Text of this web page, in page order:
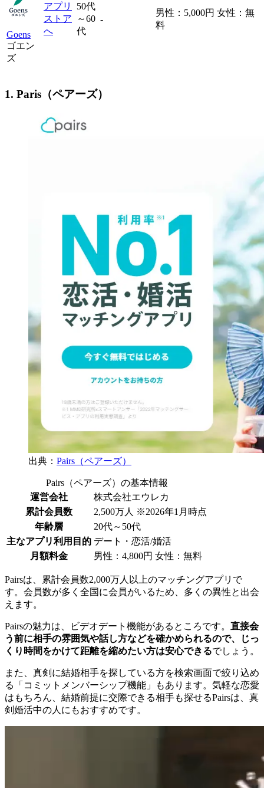
Goens
ゴエン
ズ
アプリ
ストア
へ
50代
～60
代
-
男性：5,000円 女性：無
料
1. Paris（ペアーズ）
出典： Pairs（ペアーズ）
Pairs（ペアーズ）の基本情報
運営会社
株式会社エウレカ
累計会員数
2,500万人 ※2026年1月時点
年齢層
20代～50代
主なアプリ利用目的 デート・恋活/婚活
月額料金
男性：4,800円 女性：無料
Pairsは、累計会員数2,000万人以上のマッチングアプリで
す。会員数が多く全国に会員がいるため、多くの異性と出会
えます。
Pairsの魅力は、ビデオデート機能があるところです。 直接会
う前に相手の雰囲気や話し方などを確かめられるので、じっ
くり時間をかけて距離を縮めたい方は安心できるでしょう。
また、真剣に結婚相手を探している方を検索画面で絞り込め
る「コミットメンバーシップ機能」もあります。気軽な恋愛
はもちろん、結婚前提に交際できる相手も探せるPairsは、真
剣婚活中の人にもおすすめです。